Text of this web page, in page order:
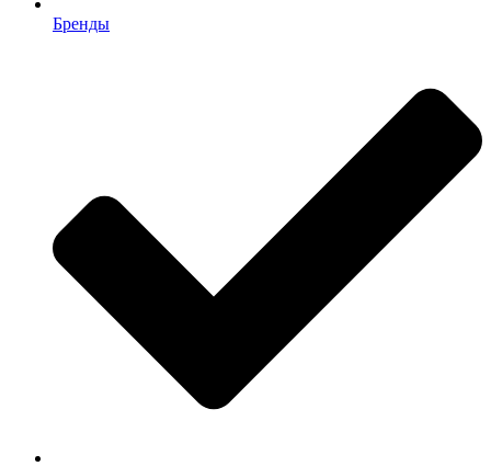
Бренды